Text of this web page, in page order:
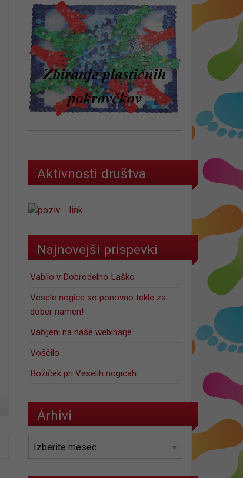
Aktivnosti društva
Najnovejši prispevki
Vabilo v Dobrodelno Laško
Vesele nogice so ponovno tekle za
dober namen!
Vabljeni na naše webinarje
Voščilo
Božiček pri Veselih nogicah
Arhivi
Arhivi